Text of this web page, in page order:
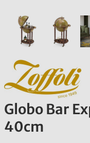
Globo Bar
40cm